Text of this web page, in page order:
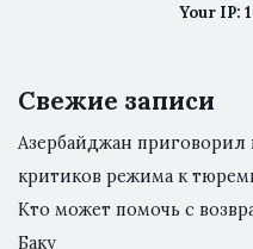
Your IP:
Свежие записи
Азербайджан
критиков режима к
Кто может помочь с
Баку